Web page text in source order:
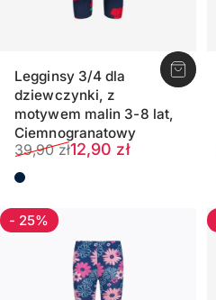
Legginsy 3/4 dla
dziewczynki, z
motywem malin 3-8 lat,
Ciemnogranatowy
Cena sprzedaży
12,90 zł
Normalna cena
39,90 zł
Ciemnogranatowy
- 25%